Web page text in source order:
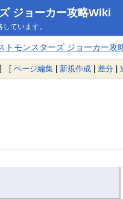
ジョーカー攻略Wiki
ています。
トモンスターズ ジョーカー攻
[ ページ編集 | 新規作成 | 差分 |